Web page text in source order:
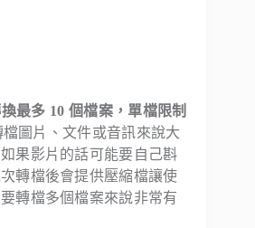
最多 10 個檔案，單檔限制
檔圖片、文件或音訊來說大
果影片的話可能要自己斟
轉檔後會提供壓縮檔讓使
轉檔多個檔案來說非常有